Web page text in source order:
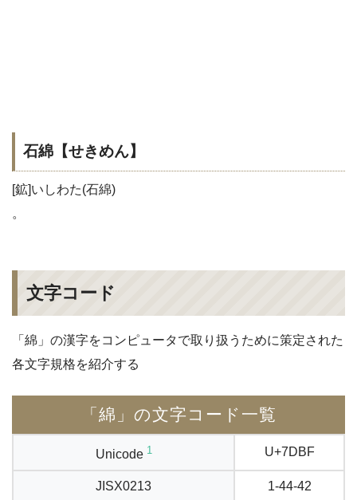
石綿【せきめん】
[鉱]いしわた(石綿)
。
文字コード
「綿」の漢字をコンピュータで取り扱うために策定された
各文字規格を紹介する
「綿」の文字コード一覧
Unicode 1 U+7DBF
JISX0213 1-44-42